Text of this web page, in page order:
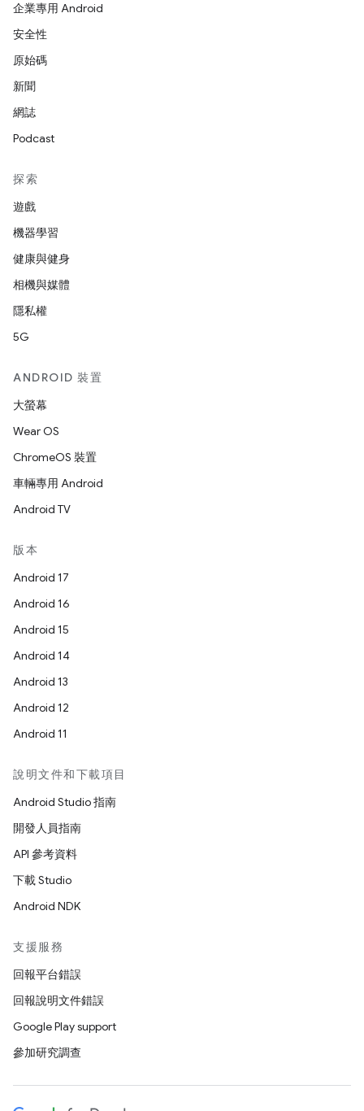
企業專用 Android
安全性
原始碼
新聞
網誌
Podcast
探索
遊戲
機器學習
健康與健身
相機與媒體
隱私權
5G
ANDROID 裝置
大螢幕
Wear OS
ChromeOS 裝置
車輛專用 Android
Android TV
版本
Android 17
Android 16
Android 15
Android 14
Android 13
Android 12
Android 11
說明文件和下載項目
Android Studio 指南
開發人員指南
API 參考資料
下載 Studio
Android NDK
支援服務
回報平台錯誤
回報說明文件錯誤
Google Play support
參加研究調查